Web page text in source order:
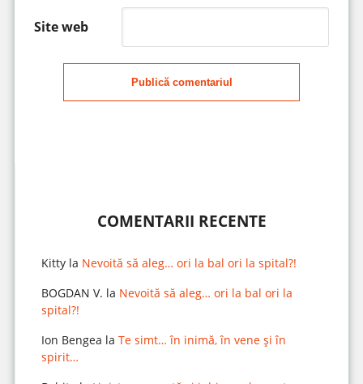
Site web
Publică comentariul
COMENTARII RECENTE
Kittyla Nevoită să aleg… ori la bal ori la spital?!
BOGDAN V. la Nevoită să aleg… ori la bal ori la
spital?!
Ion Bengea la Te simt… în inimă, în vene și în
spirit…